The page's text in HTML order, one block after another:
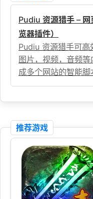
Pudiu 资源猎手 –
览器插件）
Pudiu 资源猎手可高
图片，视频，音频
成多个网站的智能脚
推荐游戏